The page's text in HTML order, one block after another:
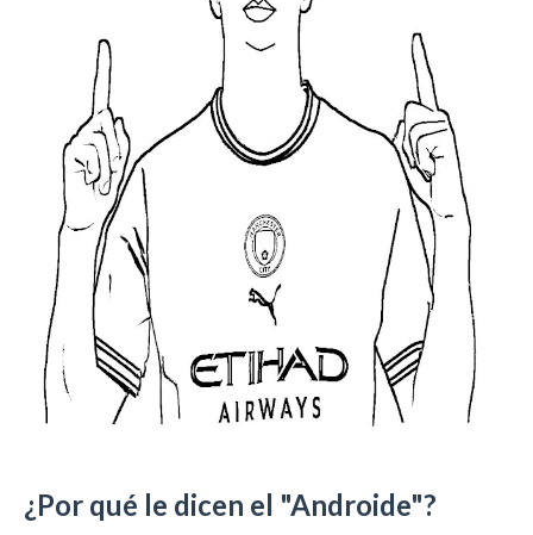
¿Por qué le dicen el "Androide"?